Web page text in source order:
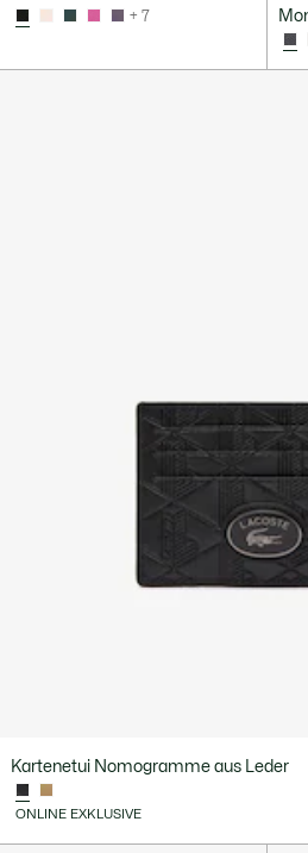
+ 7
Kartenetui Nomogramme aus Leder
ONLINE EXKLUSIVE